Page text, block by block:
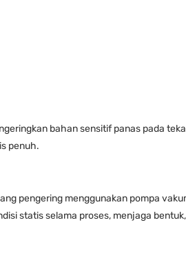
bahan sensitif panas pada
penuh.
pengering menggunakan pompa
statis selama proses, menjaga